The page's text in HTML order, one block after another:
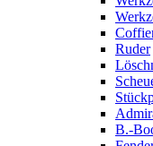
Ruder
B.-